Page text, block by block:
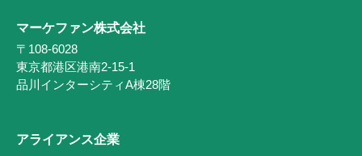
マーケファン株式会社
〒108-6028
東京都港区港南2-15-1
品川インターシティA棟28階
アライアンス企業